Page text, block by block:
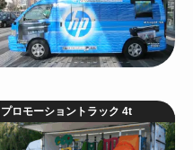
プロモーショントラック 4t